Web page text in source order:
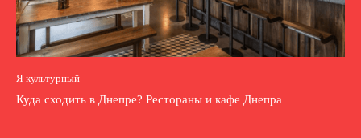
Я культурный
Куда сходить в Днепре? Рестораны и кафе Днепра